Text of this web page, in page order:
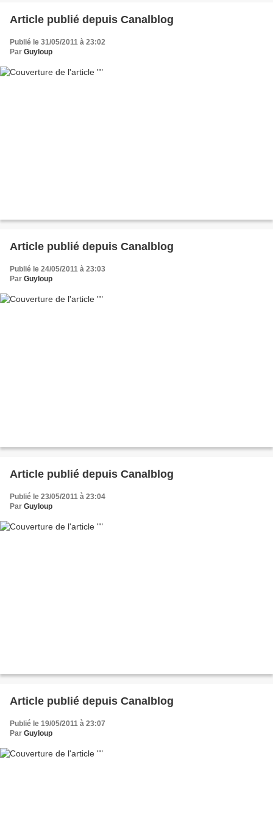
Article publié depuis Canalblog
Publié le 31/05/2011 à 23:02
Par Guyloup
Article publié depuis Canalblog
Publié le 24/05/2011 à 23:03
Par Guyloup
Article publié depuis Canalblog
Publié le 23/05/2011 à 23:04
Par Guyloup
Article publié depuis Canalblog
Publié le 19/05/2011 à 23:07
Par Guyloup